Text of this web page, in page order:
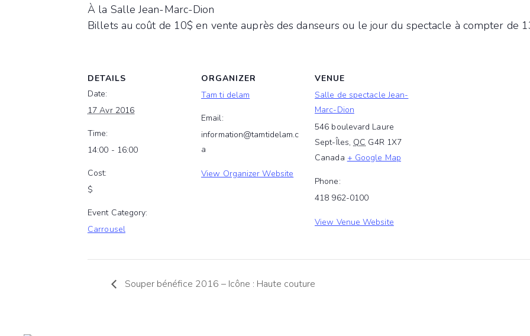
À la Salle Jean-Marc-Dion
Billets au coût de 10$ en vente auprès des danseurs ou le jour du spectacle à compter de
DETAILS
Date:
17 Avr 2016
Time:
14:00 - 16:00
Cost:
$
Event Category:
Carrousel
ORGANIZER
Tam ti delam
Email:
information@tamtidelam.c
a
View Organizer Website
VENUE
Salle de spectacle Jean-
Marc-Dion
546 boulevard Laure
Sept-Îles, QC G4R 1X7
Canada + Google Map
Phone:
418 962-0100
View Venue Website
Souper bénéfice 2016 – Icône : Haute couture